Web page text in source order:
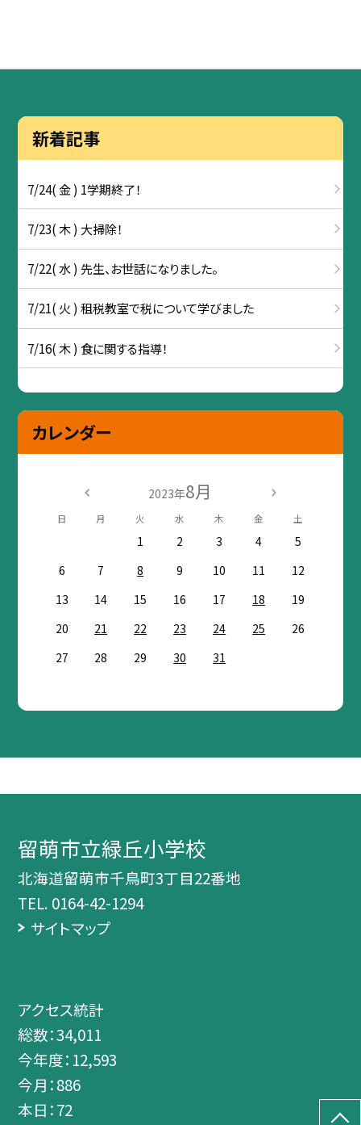
新着記事
7/24( 金 ) 1学期終了！
7/23( 木 ) 大掃除！
7/22( 水 ) 先生、お世話になりました。
7/21( 火 ) 租税教室で税について学びました
7/16( 木 ) 食に関する指導！
カレンダー
2023年8月
日 月 火 水 木 金 土
1 2 3 4
5
6
7 8 9 10 11
12
13
14 15 16 17 18
19
20
21 22 23 24 25
26
27
28 29 30 31
留萌市立緑丘小学校
北海道留萌市千鳥町3丁目22番地
TEL. 0164-42-1294
サイトマップ
アクセス統計
総数：34,011
今年度： 12,593
今月：886
本日：72